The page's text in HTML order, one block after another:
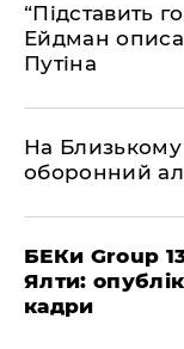
​“Підставить
Ейдман
Путіна
На Близькому
оборонний
БЕКи Group
Ялти:
кадри